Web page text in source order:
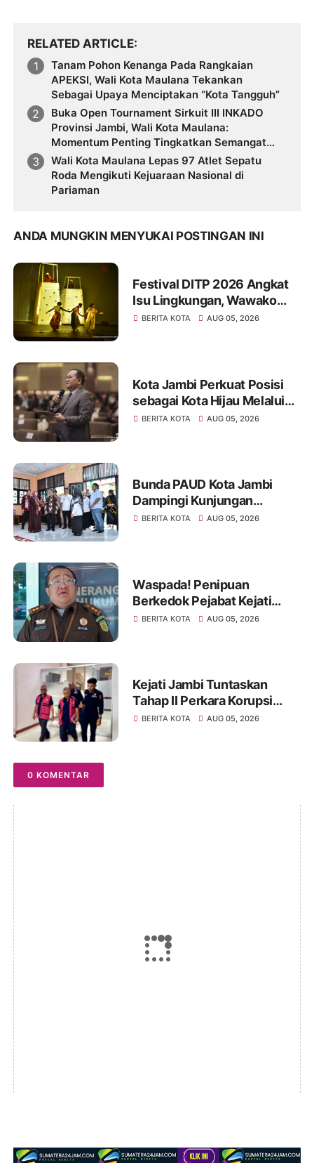
RELATED ARTICLE
Tanam Pohon Kenanga Pada Rangkaian
APEKSI, Wali Kota Maulana Tekankan
Sebagai Upaya Menciptakan “Kota Tangguh”
Buka Open Tournament Sirkuit III INKADO
Provinsi Jambi, Wali Kota Maulana:
Momentum Penting Tingkatkan Semangat
Atlit Untuk Berprestasi
Wali Kota Maulana Lepas 97 Atlet Sepatu
Roda Mengikuti Kejuaraan Nasional di
Pariaman
ANDA MUNGKIN MENYUKAI POSTINGAN INI
Festival DITP 2026 Angkat
Isu Lingkungan, Wawako
Diza Apresiasi Karya
BERITA KOTA AUG 05, 2026
Kota Jambi Perkuat Posisi
sebagai Kota Hijau Melalui
Forum Internasional IMT-GT
BERITA KOTA AUG 05, 2026
Bunda PAUD Kota Jambi
Dampingi Kunjungan
Kemendikdasmen, Perkuat
BERITA KOTA AUG 05, 2026
Waspada! Penipuan
Berkedok Pejabat Kejati
Jambi, Warga Diminta
BERITA KOTA AUG 05, 2026
Kejati Jambi Tuntaskan
Tahap II Perkara Korupsi
Pengadaan Tanah Akses
BERITA KOTA AUG 05, 2026
0 KOMENTAR